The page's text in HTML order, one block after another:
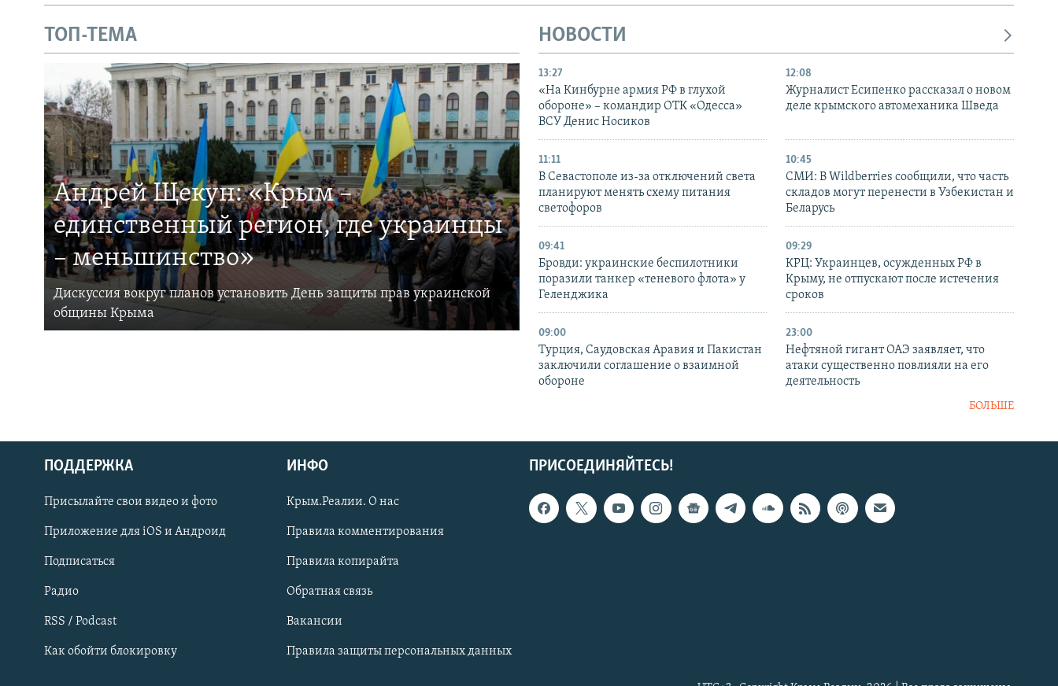
Українською
Qırımtatar
ПРИСОЕДИНЯЙТЕСЬ!
ТОП-ТЕМА
Андрей Щекун: «Крым –
единственный регион, где украинцы
– меньшинство»
Дискуссия вокруг планов установить День защиты прав украинской
общины Крыма
НОВОСТИ
13:27
«На Кинбурне армия РФ в глухой
обороне» – командир ОТК «Одесса»
ВСУ Денис Носиков
12:08
Журналист Есипенко рассказал о новом
деле крымского автомеханика Шведа
11:11
В Севастополе из-за отключений света
планируют менять схему питания
светофоров
10:45
СМИ: В Wildberries сообщили, что часть
складов могут перенести в Узбекистан и
Беларусь
09:41
Бровди: украинские беспилотники
поразили танкер «теневого флота» у
Геленджика
09:29
КРЦ: Украинцев, осужденных РФ в
Крыму, не отпускают после истечения
сроков
09:00
Турция, Саудовская Аравия и Пакистан
заключили соглашение о взаимной
обороне
23:00
Нефтяной гигант ОАЭ заявляет, что
атаки существенно повлияли на его
деятельность
БОЛЬШЕ
ПРИСОЕДИНЯЙТЕСЬ!
ПОДДЕРЖКА
Присылайте свои видео и фото
Приложение для iOS и Андроид
Подписаться
Радио
RSS / Podcast
Как обойти блокировку
ИНФО
Крым.Реалии. О нас
Правила комментирования
Правила копирайта
Обратная связь
Вакансии
Правила защиты персональных данных